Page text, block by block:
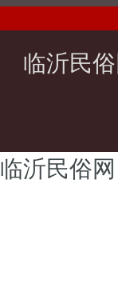
临沂民
临沂民俗网